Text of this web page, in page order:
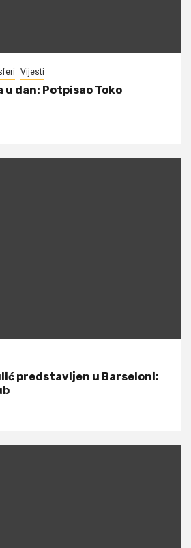
Vijesti
u dan: Potpisao Toko
predstavljen u Barseloni: